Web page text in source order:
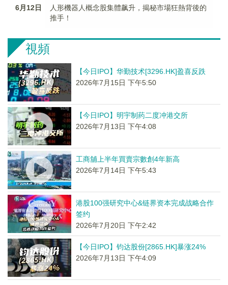
6月12日
人形機器人概念股集體飙升，揭秘市場狂熱背後的
推手！
視頻
【今日IPO】华勤技术[3296.HK]盈喜反跌
2026年7月15日 下午5:50
【今日IPO】明宇制药二度冲港交所
2026年7月13日 下午4:08
工商舖上半年買賣宗數創4年新高
2026年7月14日 下午5:43
港股100强研究中心&链界资本完成战略合作
签约
2026年7月20日 下午2:42
【今日IPO】钧达股份[2865.HK]暴涨24%
2026年7月13日 下午4:09